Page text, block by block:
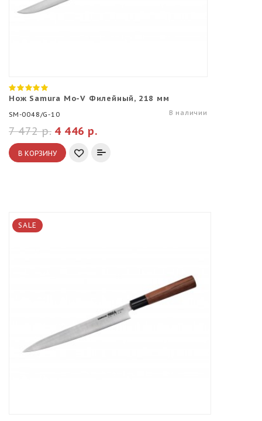
Нож Samura Mo-V Филейный, 218 мм
SM-0048/G-10 В наличии
4 446 р.
7 472 р.
В КОРЗИНУ
SALE